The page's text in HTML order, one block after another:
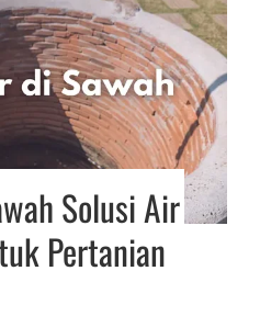
Solusi Air
Pertanian